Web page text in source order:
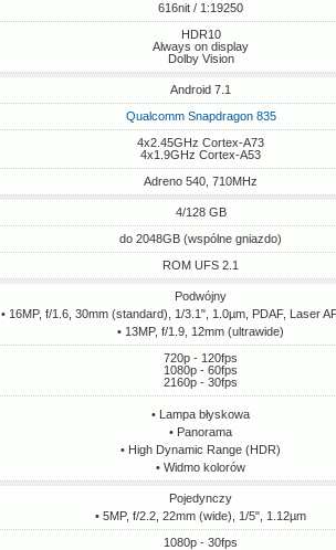
616nit / 1:19250
HDR10
Always on display
Dolby Vision
Android 7.1
Qualcomm Snapdragon 835
4x2.45GHz Cortex-A73
4x1.9GHz Cortex-A53
Adreno 540, 710MHz
4/128 GB
do 2048GB (wspólne gniazdo)
ROM UFS 2.1
Podwójny
• 16MP, f/1.6, 30mm (standard), 1/3.1", 1.0µm, PDAF, Laser
• 13MP, f/1.9, 12mm (ultrawide)
720p - 120fps
1080p - 60fps
2160p - 30fps
• Lampa błyskowa
• Panorama
• High Dynamic Range (HDR)
• Widmo kolorów
Pojedynczy
• 5MP, f/2.2, 22mm (wide), 1/5", 1.12µm
1080p - 30fps